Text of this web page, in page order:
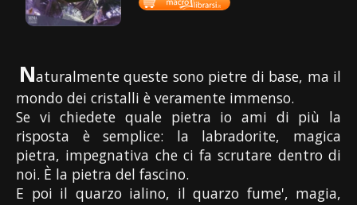
Naturalmente queste sono pietre di base, ma il
mondo dei cristalli è veramente immenso.
Se vi chiedete quale pietra io ami di più la
risposta è semplice: la labradorite, magica
pietra, impegnativa che ci fa scrutare dentro di
noi. È la pietra del fascino.
E poi il quarzo ialino, il quarzo fume', magia,